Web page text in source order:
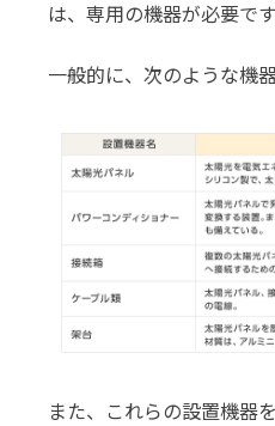
は、専用の機器が必要です
一般的に、次のような機
また、これらの設置機器